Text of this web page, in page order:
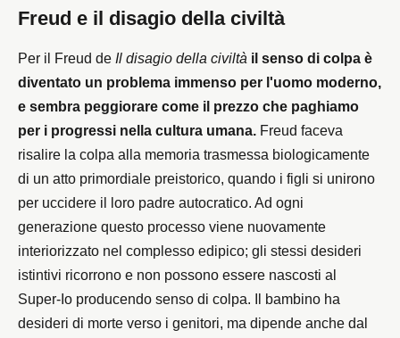
Freud e il disagio della civiltà
Per il Freud de Il disagio della civiltà il senso di colpa è
diventato un problema immenso per l'uomo moderno,
e sembra peggiorare come il prezzo che paghiamo
per i progressi nella cultura umana. Freud faceva
risalire la colpa alla memoria trasmessa biologicamente
di un atto primordiale preistorico, quando i figli si unirono
per uccidere il loro padre autocratico. Ad ogni
generazione questo processo viene nuovamente
interiorizzato nel complesso edipico; gli stessi desideri
istintivi ricorrono e non possono essere nascosti al
Super-Io producendo senso di colpa. Il bambino ha
desideri di morte verso i genitori, ma dipende anche dal